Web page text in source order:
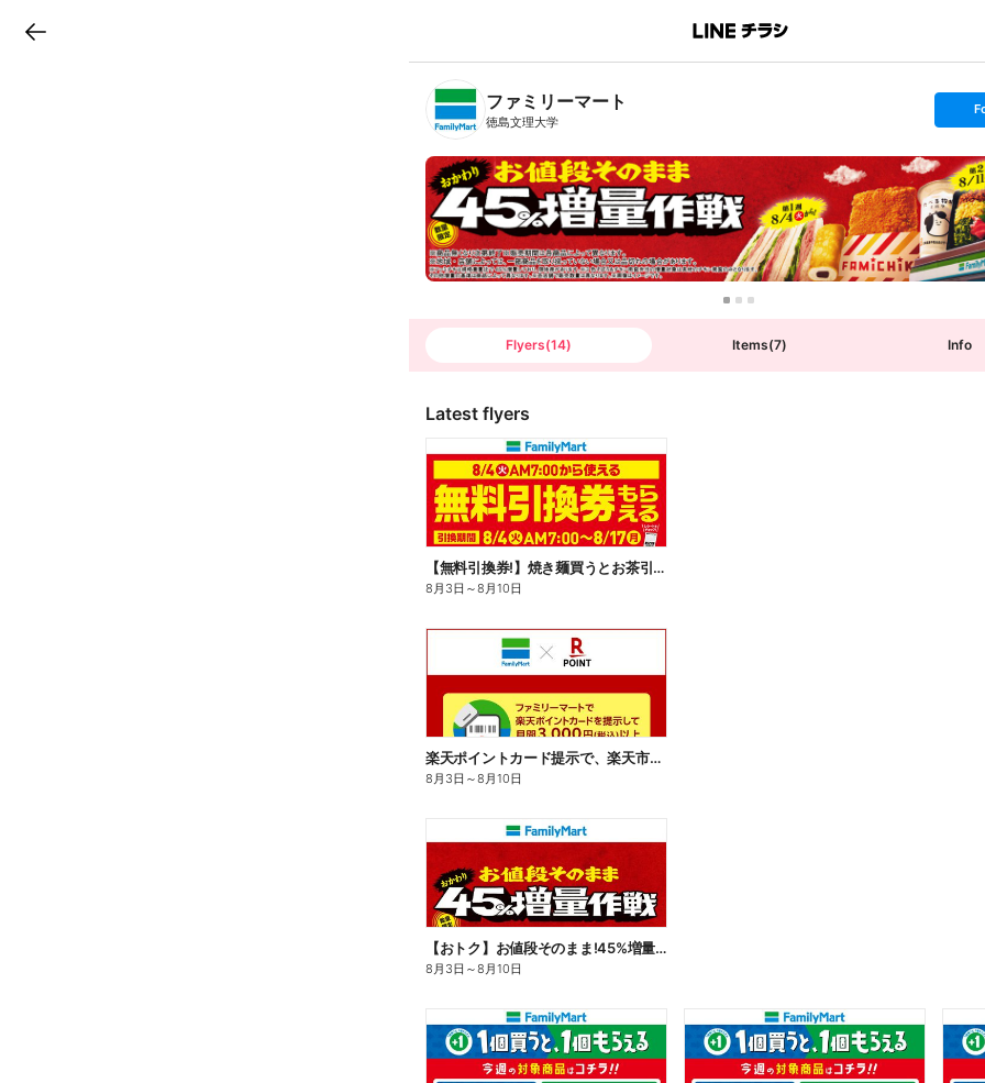
B
n
T
ファミリーマート
徳島文理大学
s
t
o
l
l
o
w
Flyers(14) Items(7) Info
Latest flyers
【無料引換券!】焼き麺買うとお茶引換券貰える!
8月3日 ～8月10日
楽天ポイントカード提示で、楽天市場でのお買い物がおトクに!
8月3日 ～8月10日
【おトク】お値段そのまま!45%増量作戦!
8月3日 ～8月10日